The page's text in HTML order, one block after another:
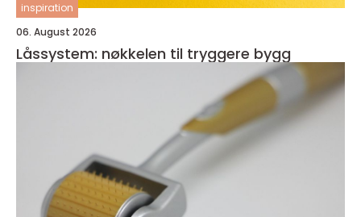
inspiration
06. August 2026
Låssystem: nøkkelen til tryggere bygg